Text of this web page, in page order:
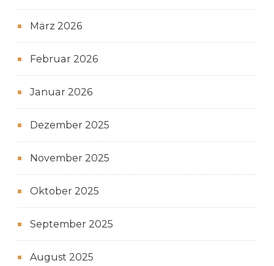
März 2026
Februar 2026
Januar 2026
Dezember 2025
November 2025
Oktober 2025
September 2025
August 2025